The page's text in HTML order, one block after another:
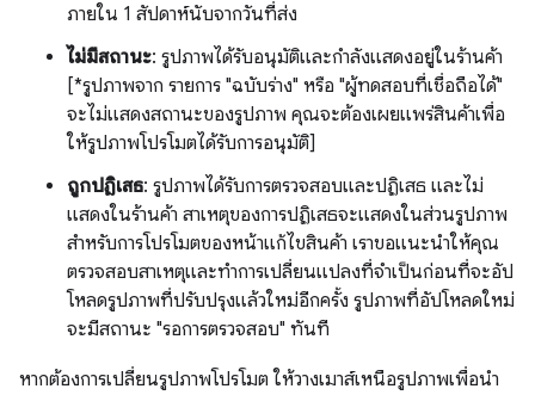
ภายใน 1 สัปดาห์นับจากวันที่ส่ง
ไม่มีสถานะ: รูปภาพได้รับอนุมัติและกำลังแสดงอยู่ในร้านค้า
[*รูปภาพจาก รายการ "ฉบับร่าง" หรือ "ผู้ทดสอบที่เชื่อถือได้"
จะไม่แสดงสถานะของรูปภาพ คุณจะต้องเผยแพร่สินค้าเพื่อ
ให้รูปภาพโปรโมตได้รับการอนุมัติ]
ถูกปฏิเสธ: รูปภาพได้รับการตรวจสอบและปฏิเสธ และไม่
แสดงในร้านค้า สาเหตุของการปฏิเสธจะแสดงในส่วนรูปภาพ
สำหรับการโปรโมตของหน้าแก้ไขสินค้า เราขอแนะนำให้คุณ
ตรวจสอบสาเหตุและทำการเปลี่ยนแปลงที่จำเป็นก่อนที่จะอัป
โหลดรูปภาพที่ปรับปรุงแล้วใหม่อีกครั้ง รูปภาพที่อัปโหลดใหม่
จะมีสถานะ "รอการตรวจสอบ" ทันที
หากต้องการเปลี่ยนรูปภาพโปรโมต ให้วางเมาส์เหนือรูปภาพเพื่อนำ